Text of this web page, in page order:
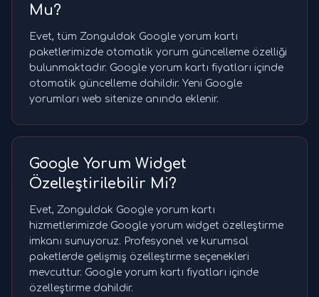
Mu?
Evet, tüm Zonguldak Google yorum kartı
paketlerimizde otomatik yorum güncelleme özelliği
bulunmaktadır. Google yorum kartı fiyatları içinde
otomatik güncelleme dahildir. Yeni Google
yorumları web sitenize anında eklenir.
Google Yorum Widget
Özelleştirilebilir Mi?
Evet, Zonguldak Google yorum kartı
hizmetlerimizde Google yorum widget özelleştirme
imkanı sunuyoruz. Profesyonel ve kurumsal
paketlerde gelişmiş özelleştirme seçenekleri
mevcuttur. Google yorum kartı fiyatları içinde
özelleştirme dahildir.